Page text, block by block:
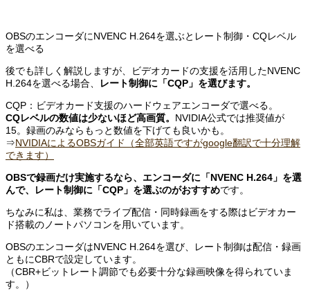
OBSのエンコーダにNVENC H.264を選ぶとレート制御・CQレベル
を選べる
後でも詳しく解説しますが、ビデオカードの支援を活用したNVENC
H.264を選べる場合、
レート制御に「CQP」を選びます。
CQP：ビデオカード支援のハードウェアエンコーダで選べる。
CQレベルの数値は少ないほど高画質。 NVIDIA公式では推奨値が
15。録画のみならもっと数値を下げても良いかも。
⇒NVIDIAによるOBSガイド（全部英語ですがgoogle翻訳で十分理解
できます）
OBSで録画だけ実施するなら、エンコーダに「NVENC H.264」を選
んで、レート制御に「CQP」を選ぶのがおすすめです。
ちなみに私は、業務でライブ配信・同時録画をする際はビデオカー
ド搭載のノートパソコンを用いています。
OBSのエンコーダはNVENC H.264を選び、レート制御は配信・録画
ともにCBRで設定しています。
（CBR+ビットレート調節でも必要十分な録画映像を得られていま
す。）